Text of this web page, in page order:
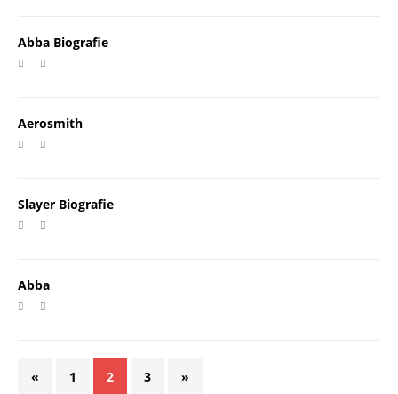
Abba Biografie
Aerosmith
Slayer Biografie
Abba
« 1 2 3 »